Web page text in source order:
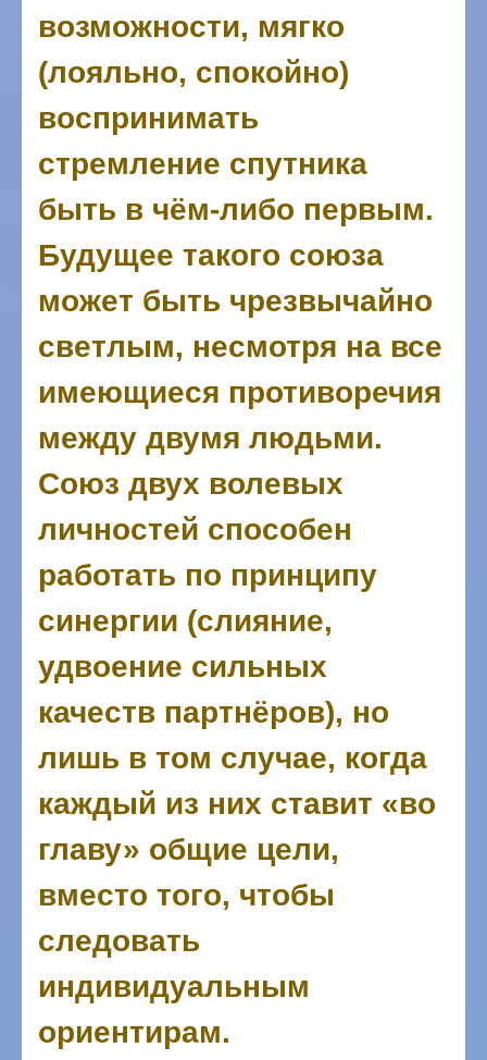
возможности, мягко
(лояльно, спокойно)
воспринимать
стремление спутника
быть в чём-либо первым.
Будущее такого союза
может быть чрезвычайно
светлым, несмотря на все
имеющиеся противоречия
между двумя людьми.
Союз двух волевых
личностей способен
работать по принципу
синергии (слияние,
удвоение сильных
качеств партнёров), но
лишь в том случае, когда
каждый из них ставит «во
главу» общие цели,
вместо того, чтобы
следовать
индивидуальным
ориентирам.